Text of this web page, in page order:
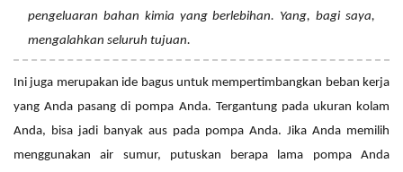
pengeluaran bahan kimia yang berlebihan. Yang, bagi saya,
mengalahkan seluruh tujuan.
Ini juga merupakan ide bagus untuk mempertimbangkan beban kerja
yang Anda pasang di pompa Anda. Tergantung pada ukuran kolam
Anda, bisa jadi banyak aus pada pompa Anda. Jika Anda memilih
menggunakan air sumur, putuskan berapa lama pompa Anda